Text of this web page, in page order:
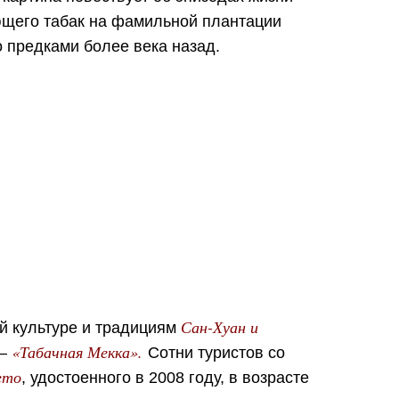
табак на фамильной плантации
предками более века назад.
культуре и традициям Сан-Хуан и
«Табачная Мекка». Сотни туристов со
, удостоенного в 2008 году, в возрасте